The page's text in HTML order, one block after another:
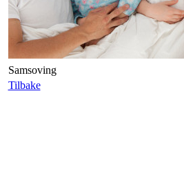
Samsoving
Tilbake